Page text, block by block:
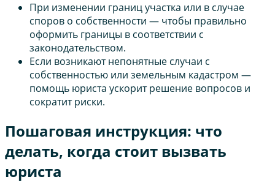
При изменении границ участка или в случае
споров о собственности — чтобы правильно
оформить границы в соответствии с
законодательством.
Если возникают непонятные случаи с
собственностью или земельным кадастром —
помощь юриста ускорит решение вопросов и
сократит риски.
Пошаговая инструкция: что
делать, когда стоит вызвать
юриста